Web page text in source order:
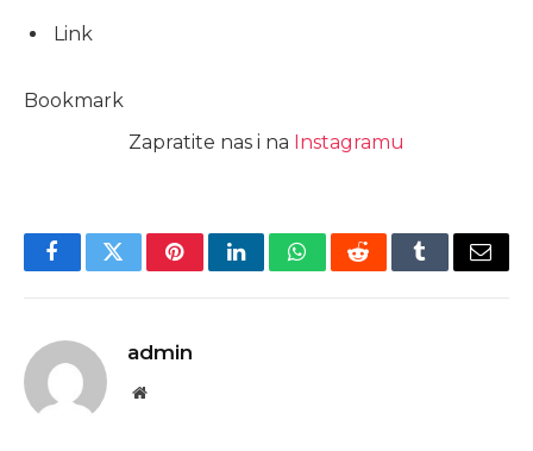
Link
Bookmark
Zapratite nas i na Instagramu
FacebookTwitterPinterestLinkedInWhatsAppRedditTumblrEmail
admin
Website